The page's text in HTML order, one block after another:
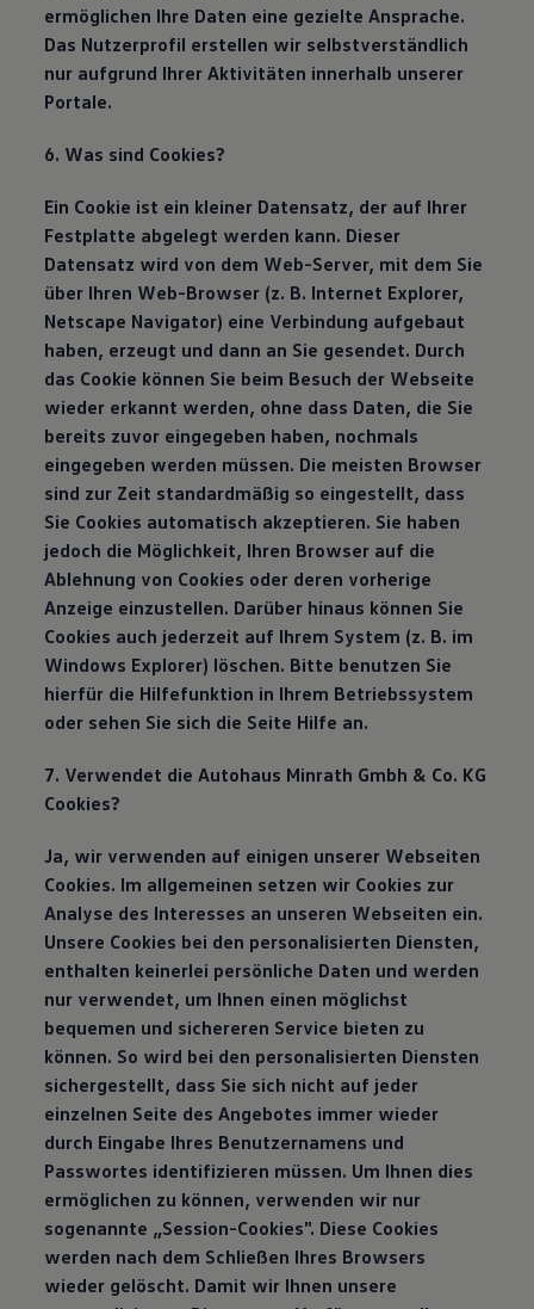
ermöglichen Ihre Daten eine gezielte Ansprache.
Das Nutzerprofil erstellen wir selbstverständlich
nur aufgrund Ihrer Aktivitäten innerhalb unserer
Portale.
6. Was sind Cookies?
Ein Cookie ist ein kleiner Datensatz, der auf Ihrer
Festplatte abgelegt werden kann. Dieser
Datensatz wird von dem Web-Server, mit dem Sie
über Ihren Web-Browser (z. B. Internet Explorer,
Netscape Navigator) eine Verbindung aufgebaut
haben, erzeugt und dann an Sie gesendet. Durch
das Cookie können Sie beim Besuch der Webseite
wieder erkannt werden, ohne dass Daten, die Sie
bereits zuvor eingegeben haben, nochmals
eingegeben werden müssen. Die meisten Browser
sind zur Zeit standardmäßig so eingestellt, dass
Sie Cookies automatisch akzeptieren. Sie haben
jedoch die Möglichkeit, Ihren Browser auf die
Ablehnung von Cookies oder deren vorherige
Anzeige einzustellen. Darüber hinaus können Sie
Cookies auch jederzeit auf Ihrem System (z. B. im
Windows Explorer) löschen. Bitte benutzen Sie
hierfür die Hilfefunktion in Ihrem Betriebssystem
oder sehen Sie sich die Seite Hilfe an.
7. Verwendet die Autohaus Minrath Gmbh & Co. KG
Cookies?
Ja, wir verwenden auf einigen unserer Webseiten
Cookies. Im allgemeinen setzen wir Cookies zur
Analyse des Interesses an unseren Webseiten ein.
Unsere Cookies bei den personalisierten Diensten,
enthalten keinerlei persönliche Daten und werden
nur verwendet, um Ihnen einen möglichst
bequemen und sichereren Service bieten zu
können. So wird bei den personalisierten Diensten
sichergestellt, dass Sie sich nicht auf jeder
einzelnen Seite des Angebotes immer wieder
durch Eingabe Ihres Benutzernamens und
Passwortes identifizieren müssen. Um Ihnen dies
ermöglichen zu können, verwenden wir nur
sogenannte „Session-Cookies". Diese Cookies
werden nach dem Schließen Ihres Browsers
wieder gelöscht. Damit wir Ihnen unsere